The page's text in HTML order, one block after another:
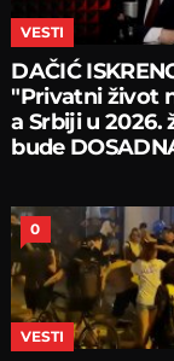
VESTI
DAČIĆ
"Privatni život
a Srbiji u 2026.
bude
0
VESTI